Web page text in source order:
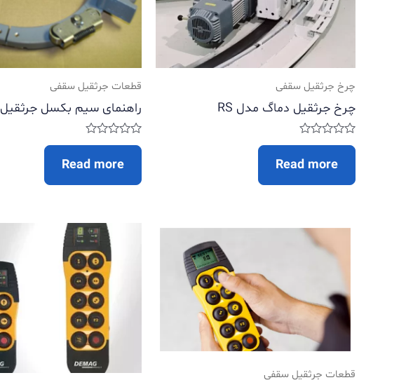
چرخ جرثقیل سقفی
چرخ جرثقیل دماگ مدل RS
Rated
0
5
Read more
قطعات جرثقیل سقفی
راهنمای سیم بکسل جرثقیل
Rated
0
5
Read more
قطعات جرثقیل سقفی